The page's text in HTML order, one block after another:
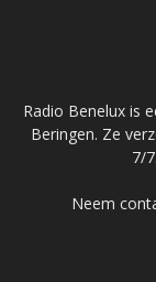
Radio Benelux is
Beringen. Ze
7/
Neem